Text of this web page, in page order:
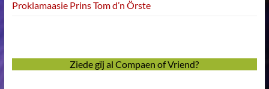
Proklamaasie Prins Tom d’n Örste
Ziede gïj al Compaen of Vriend?